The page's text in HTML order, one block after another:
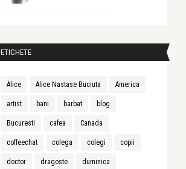
ETICHETE
Alice Alice Nastase Buciuta America
artist bani barbat blog
Bucuresti cafea Canada
coffeechat colega colegi copii
doctor dragoste duminica